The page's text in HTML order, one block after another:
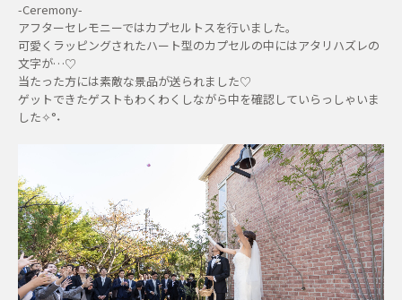
-Ceremony-
アフターセレモニーではカプセルトスを行いました。
可愛くラッピングされたハート型のカプセルの中にはアタリハズレの
文字が…♡
当たった方には素敵な景品が送られました♡
ゲットできたゲストもわくわくしながら中を確認していらっしゃいま
した✧°˖